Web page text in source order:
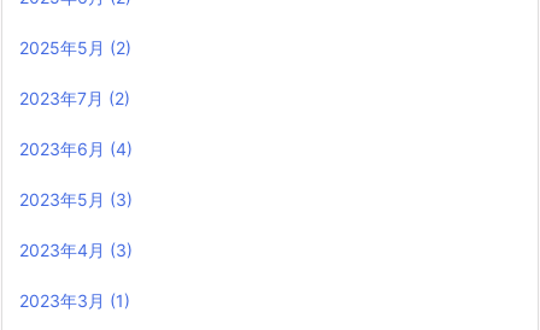
2025年5月 (2)
2023年7月 (2)
2023年6月 (4)
2023年5月 (3)
2023年4月 (3)
2023年3月 (1)